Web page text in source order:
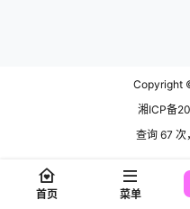
Copyright
湘ICP备
查询 67 次
首页 菜单